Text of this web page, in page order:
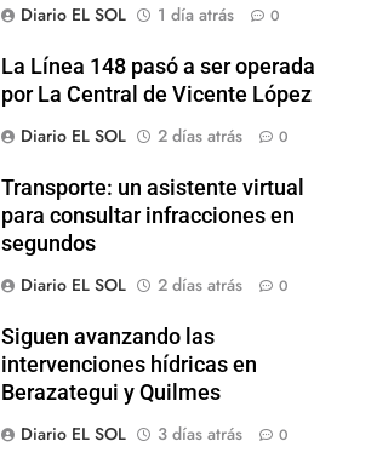
Diario EL SOL
1 día atrás 0
La Línea 148 pasó a ser operada
por La Central de Vicente López
Diario EL SOL
2 días atrás 0
Transporte: un asistente virtual
para consultar infracciones en
segundos
Diario EL SOL
2 días atrás 0
Siguen avanzando las
intervenciones hídricas en
Berazategui y Quilmes
Diario EL SOL
3 días atrás 0